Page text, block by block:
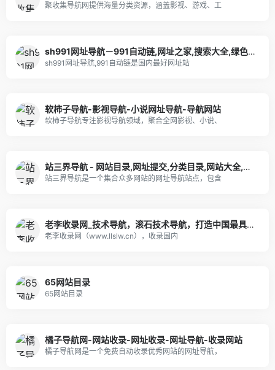
聚收集导航网提供海量分类资源，涵盖影视、游戏、工
sh991网址导航－991自动链,网址之家,搜索大全,绿色,快速,安全的专业导航站
sh991网址导航,991自动链是国内最好网址站
软柿子导航-影视导航-小说网址导航-导航网站
软柿子导航专注影视导航领域，聚合全网影视、小说、
站三界导航 - 网站目录,网址提交,分类目录,网站大全,名站导航之家
站三界导航是一个集合众多网站的网址导航站点，包含
老李收录网_技术导航，滚石技术导航，打造中国最具影响力的网站交流和展示平台
老李收录网（www.llslw.cn），收录国内
65网站目录
65网站目录
橘子导航网-网站收录-网址收录-网址导航-收录网站
橘子导航网是一个免费自动收录优秀网站的网址导航，